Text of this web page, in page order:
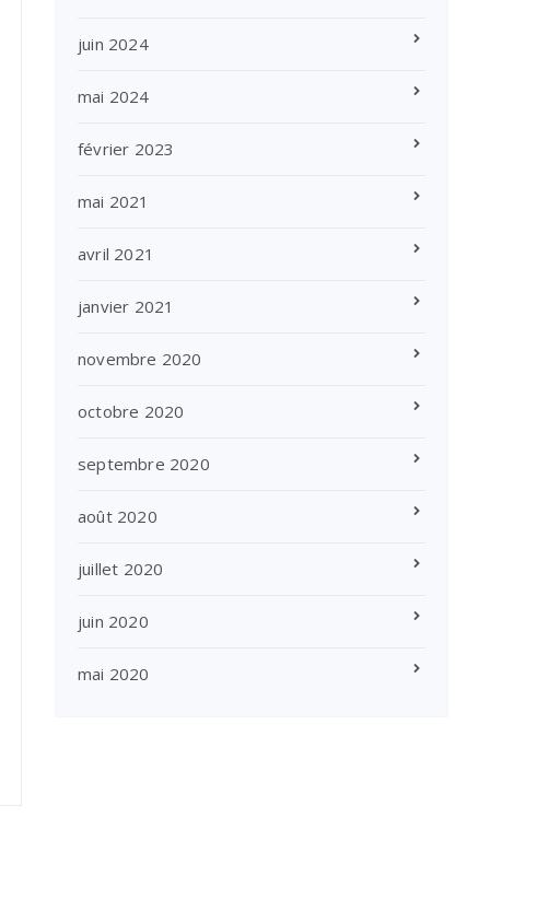
juin 2024
mai 2024
février 2023
mai 2021
avril 2021
janvier 2021
novembre 2020
octobre 2020
septembre 2020
août 2020
juillet 2020
juin 2020
mai 2020